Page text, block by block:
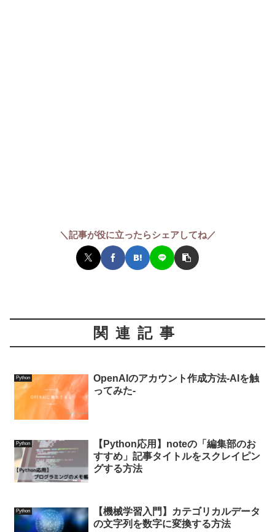
＼記事が役に立ったらシェアしてね／
関連記事
Python
OpenAIのアカウント作成方法-AIを触
ってみた-
Python
【Python応用】noteの「編集部のお
すすめ」記事タイトルをスクレイピン
グする方法
Python
【機械学習入門】カテゴリカルデータ
の文字列を数字に変換する方法